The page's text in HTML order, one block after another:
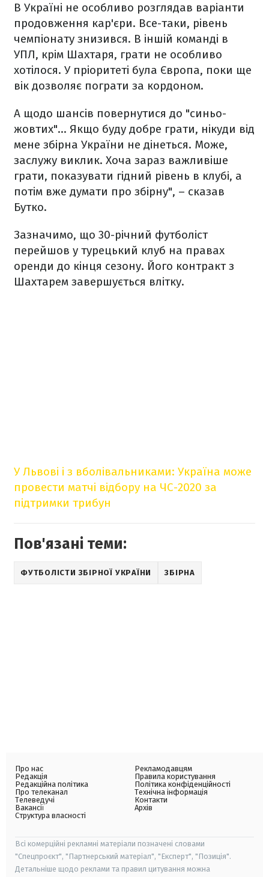
В Україні не особливо розглядав варіанти
продовження кар'єри. Все-таки, рівень
чемпіонату знизився. В іншій команді в
УПЛ, крім Шахтаря, грати не особливо
хотілося. У пріоритеті була Європа, поки ще
вік дозволяє пограти за кордоном.
А щодо шансів повернутися до "синьо-
жовтих"... Якщо буду добре грати, нікуди від
мене збірна України не дінеться. Може,
заслужу виклик. Хоча зараз важливіше
грати, показувати гідний рівень в клубі, а
потім вже думати про збірну", – сказав
Бутко.
Зазначимо, що 30-річний футболіст
перейшов у турецький клуб на правах
оренди до кінця сезону. Його контракт з
Шахтарем завершується влітку.
У Львові і з вболівальниками: Україна може
провести матчі відбору на ЧС-2020 за
підтримки трибун
Пов'язані теми:
ФУТБОЛІСТИ ЗБІРНОЇ УКРАЇНИ ЗБІРНА
Про нас
Редакція
Редакційна політика
Про телеканал
Телеведучі
Вакансії
Структура власності
Рекламодавцям
Правила користування
Політика конфіденційності
Технічна інформація
Контакти
Архів
Всі комерційні рекламні матеріали позначені словами
"Спецпроєкт", "Партнерський матеріал", "Експерт", "Позиція".
Детальніше щодо реклами та правил цитування можна